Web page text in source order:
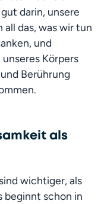
darin, unsere
das, was wir tun
und
Körpers
Berührung
als
wichtiger, als
beginnt schon in